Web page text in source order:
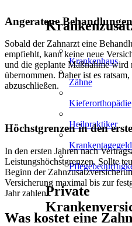
Krankenhaus
Zähne
Kieferorthopädie
Heilpraktiker
Krankentagegeld
Private
Angeratene
Sobald der Zahnarzt eine
empfiehlt, kann keine neue
und die geplante Maßnahme
übernommen. Daher ist es
abzuschließen.
Höchstgrenzen in den
In den ersten Jahren nach
Leistungshöchstgrenzen. Sollte
Beginn der
Versicherung maximal bis zur
Jahr zahlen.
Was kostet eine